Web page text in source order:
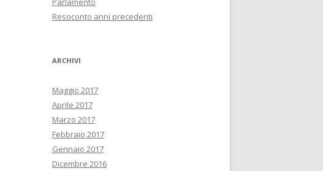
Resoconto anni precedenti
ARCHIVI
Maggio 2017
Aprile 2017
Marzo 2017
Febbraio 2017
Gennaio 2017
Dicembre 2016